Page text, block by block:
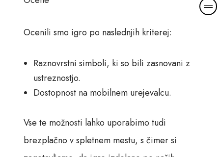
Ocenili smo igro po naslednjih kriterej:
Raznovrstni simboli, ki so bili zasnovani z
ustreznostjo.
Dostopnost na mobilnem urejevalcu.
Vse te možnosti lahko uporabimo tudi
brezplačno v spletnem mestu, s čimer si